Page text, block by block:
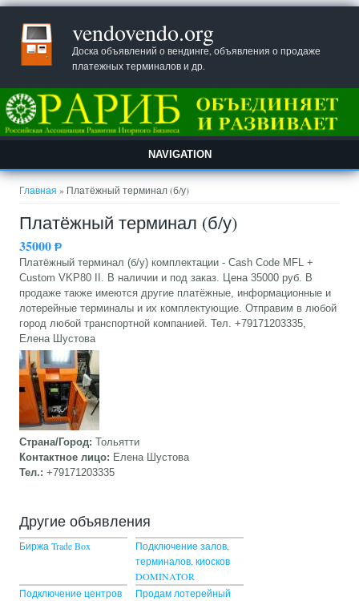
vendovendo.org
Доска объявлений о вендинге, объявления о продаже
платежных терминалов и др.
NAVIGATION
Вы здесь
Главная » Платёжный терминал (б/у)
Платёжный терминал (б/у)
35000Ᵽ
Платёжный терминал (б/у) комплектации - Cash Code MFL +
Custom VKP80 II. В наличии и под заказ. Цена 35000 руб. В
продаже также имеются другие платёжные, информационные и
лотерейные терминалы и их комплектующие. Отправим в любой
город любой транспортной компанией. Тел. +79171203335,
Елена Шустова
Страна/Город:Тольятти
Контактное лицо: Елена Шустова
Тел.:+79171203335
Другие объявления
Биржа Trade Box
Подключение залов,
терминалов, киосков
DOMINATOR
Подключение центров
Продам лотерейный